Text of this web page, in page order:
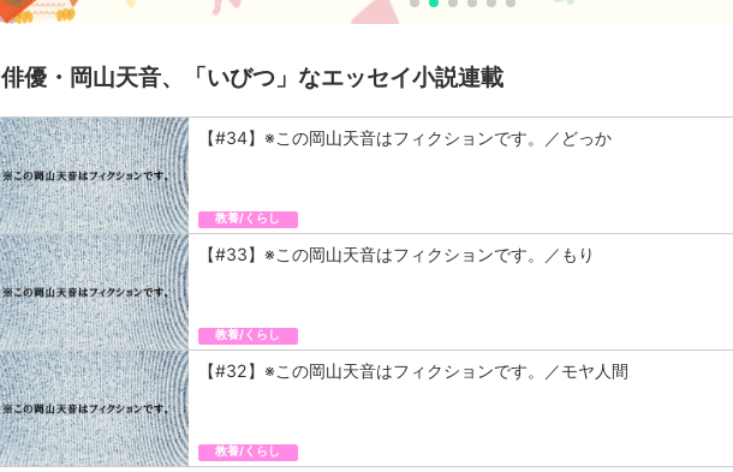
俳優・岡山天音、「いびつ」なエッセイ小説連載
【#34】※この岡山天音はフィクションです。／どっか
教養/くらし
【#33】※この岡山天音はフィクションです。／もり
教養/くらし
【#32】※この岡山天音はフィクションです。／モヤ人間
教養/くらし